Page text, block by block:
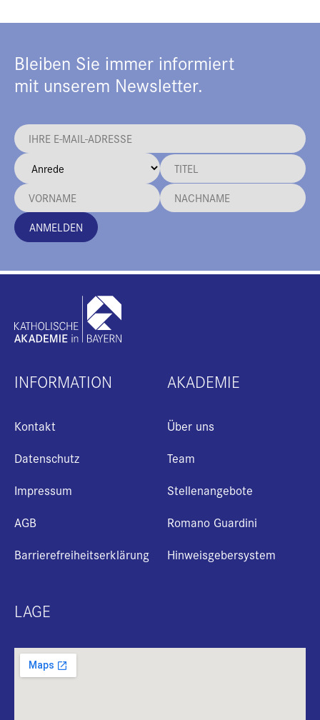
Bleiben Sie immer informiert
mit unserem Newsletter.
ANMELDEN
INFORMATION
Kontakt
Datenschutz
Impressum
AGB
Barrierefreiheitserklärung
AKADEMIE
Über uns
Team
Stellenangebote
Romano Guardini
Hinweisgebersystem
LAGE